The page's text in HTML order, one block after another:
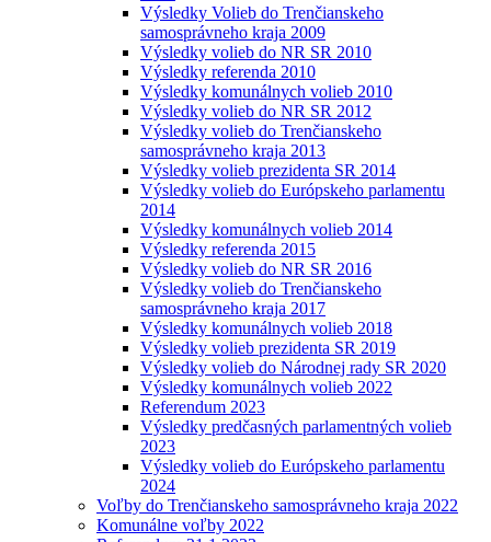
Výsledky Volieb do Trenčianskeho
samosprávneho kraja 2009
Výsledky volieb do NR SR 2010
Výsledky referenda 2010
Výsledky komunálnych volieb 2010
Výsledky volieb do NR SR 2012
Výsledky volieb do Trenčianskeho
samosprávneho kraja 2013
Výsledky volieb prezidenta SR 2014
Výsledky volieb do Európskeho parlamentu
2014
Výsledky komunálnych volieb 2014
Výsledky referenda 2015
Výsledky volieb do NR SR 2016
Výsledky volieb do Trenčianskeho
samosprávneho kraja 2017
Výsledky komunálnych volieb 2018
Výsledky volieb prezidenta SR 2019
Výsledky volieb do Národnej rady SR 2020
Výsledky komunálnych volieb 2022
Referendum 2023
Výsledky predčasných parlamentných volieb
2023
Výsledky volieb do Európskeho parlamentu
2024
Voľby do Trenčianskeho samosprávneho kraja 2022
Komunálne voľby 2022